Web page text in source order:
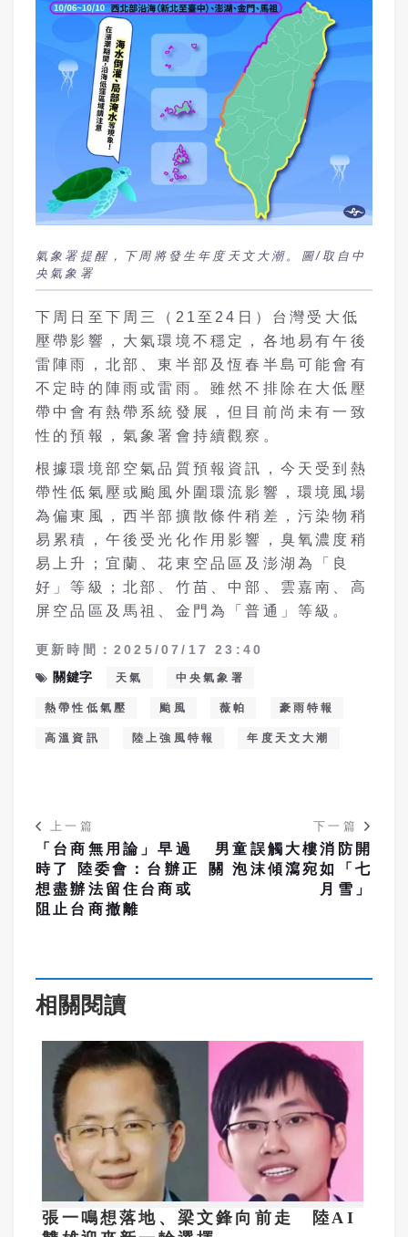
氣象署提醒，下周將發生年度天文大潮。圖/取自中
央氣象署
下周日至下周三（21至24日）台灣受大低
壓帶影響，大氣環境不穩定，各地易有午後
雷陣雨，北部、東半部及恆春半島可能會有
不定時的陣雨或雷雨。雖然不排除在大低壓
帶中會有熱帶系統發展，但目前尚未有一致
性的預報，氣象署會持續觀察。
根據環境部空氣品質預報資訊，今天受到熱
帶性低氣壓或颱風外圍環流影響，環境風場
為偏東風，西半部擴散條件稍差，污染物稍
易累積，午後受光化作用影響，臭氧濃度稍
易上升；宜蘭、花東空品區及澎湖為「良
好」等級；北部、竹苗、中部、雲嘉南、高
屏空品區及馬祖、金門為「普通」等級。
更新時間：2025/07/17 23:40
關鍵字
天氣 中央氣象署
熱帶性低氣壓 颱風 薇帕 豪雨特報
高溫資訊 陸上強風特報 年度天文大潮
上一篇
「台商無用論」早過
時了 陸委會：台辦正
想盡辦法留住台商或
阻止台商撤離
下一篇
男童誤觸大樓消防開
關 泡沫傾瀉宛如「七
月雪」
相關閱讀
張一鳴想落地、梁文鋒向前走 陸AI